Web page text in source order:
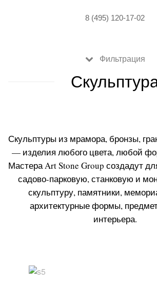
8 (495) 120-17-02
Фильтрация
Скульптуры из мрамора, бронзы,
— изделия любого цвета, любой
Мастера Art Stone Group создадут
садово-парковую, станковую и
скульптуру, памятники,
архитектурные формы,
интерьера.